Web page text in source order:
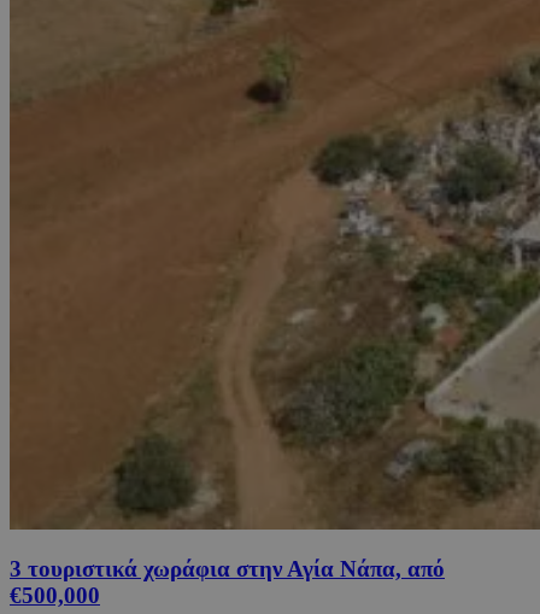
3 τουριστικά χωράφια στην Αγία Νάπα, από
€500,000